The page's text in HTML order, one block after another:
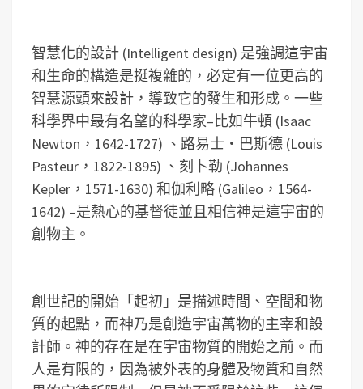
智慧化的設計 (Intelligent design) 是強調這宇宙
和生命的構造是挺複雜的，必定有一位更高的
智慧源頭來設計，導致它的發生和形成。一些
科學界中最有名望的科學家–比如牛頓 (Isaac
Newton，1642-1727) 、路易士‧巴斯德 (Louis
Pasteur，1822-1895) 、刻卜勒 (Johannes
Kepler，1571-1630) 和伽利略 (Galileo，1564-
1642) –是熱心的基督徒並且相信神是這宇宙的
創物主。
創世記的開始「起初」是描述時間、空間和物
質的起點，而神乃是創造宇宙萬物的主宰和設
計師。神的存在是在宇宙物質的開始之前。而
人是有限的，因為被外表的身體及物質和自然